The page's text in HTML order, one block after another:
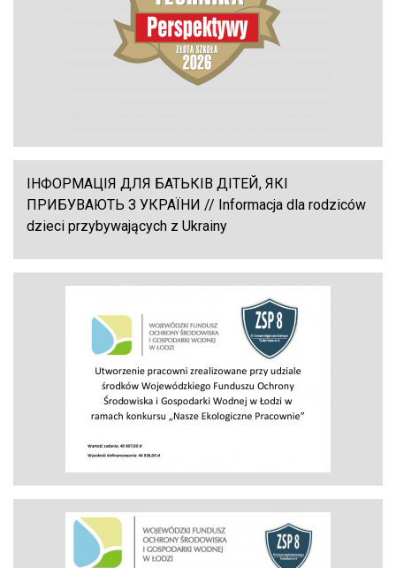
ІНФОРМАЦІЯ ДЛЯ БАТЬКІВ ДІТЕЙ, ЯКІ
ПРИБУВАЮТЬ З УКРАЇНИ // Informacja dla rodziców
dzieci przybywających z Ukrainy